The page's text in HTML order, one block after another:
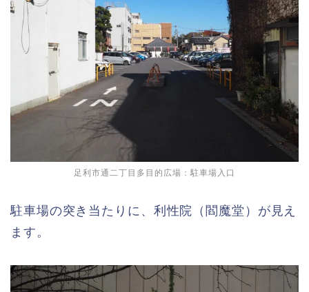
足利市通二丁目多目的広場：駐車場入口
駐車場の突き当たりに、利性院（閻魔堂）が見え
ます。